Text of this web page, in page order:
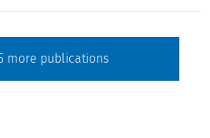
more publications